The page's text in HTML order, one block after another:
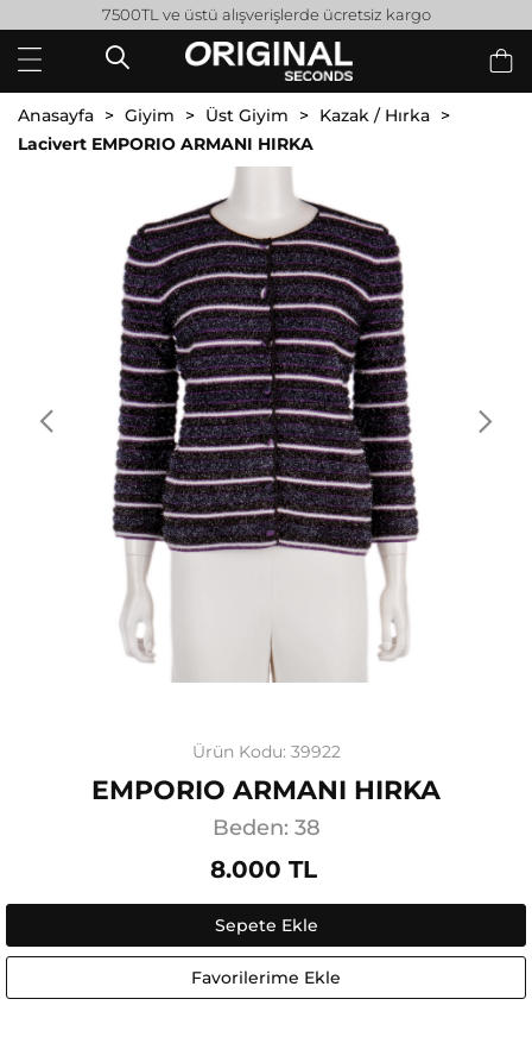
7500TL ve üstü alışverişlerde ücretsiz kargo
Anasayfa Giyim Üst Giyim
Kazak / Hırka
Lacivert EMPORIO ARMANI HIRKA
Ürün Kodu: 39922
EMPORIO ARMANI HIRKA
Beden: 38
8.000 TL
Sepete Ekle
Favorilerime Ekle